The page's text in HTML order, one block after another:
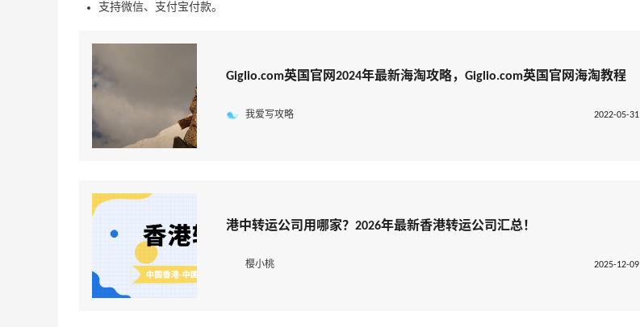
支持微信、支付宝付款。
Giglio.com英国官网2024年最新海淘攻略，Giglio.com英国官网海淘教程
我爱写攻略 2022-05-31
港中转运公司用哪家？2026年最新香港转运公司汇总！
樱小桃 2025-12-09
略，Giglio.com英国官网海淘教程